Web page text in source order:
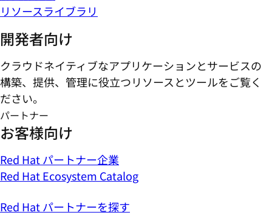
リソースライブラリ
開発者向け
クラウドネイティブなアプリケーションとサービスの
構築、提供、管理に役立つリソースとツールをご覧く
ださい。
パートナー
お客様向け
Red Hat パートナー企業
Red Hat Ecosystem Catalog
Red Hat パートナーを探す